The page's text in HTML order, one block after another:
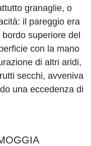
granaglie, o
il pareggio era
superiore del
con la mano
di altri aridi,
secchi, avveniva
una eccedenza di